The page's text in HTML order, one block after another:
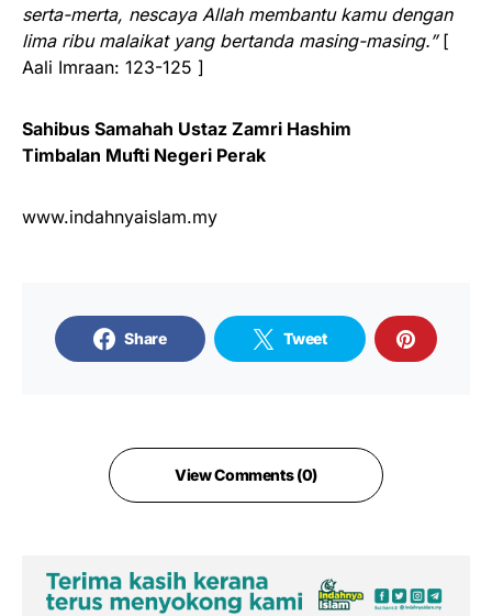
serta-merta, nescaya Allah membantu kamu dengan
lima ribu malaikat yang bertanda masing-masing.”[
Aali Imraan: 123-125 ]
Sahibus Samahah Ustaz Zamri Hashim
Timbalan Mufti Negeri Perak
www.indahnyaislam.my
Share Tweet
View Comments (0)